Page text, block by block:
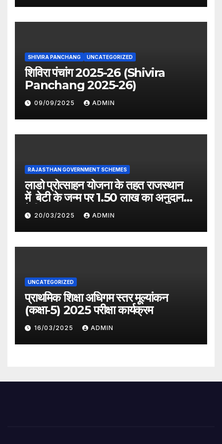
SHIVIRA PANCHANG UNCATEGORIZED
शिविरा पंचांग 2025-26 (Shivira
Panchang 2025-26)
09/09/2025 ADMIN
RAJASTHAN GOVERNMENT SCHEMES
लाडो प्रोत्साहन योजना के तहत राजस्थान
में बेटी के जन्म पर 1.50 लाख का अनुदान
देगी सरकार
20/03/2025 ADMIN
UNCATEGORIZED
प्राथमिक शिक्षा अधिगम स्तर मूल्यांकन
(कक्षा-5) 2025 परीक्षा कार्यक्रम
16/03/2025 ADMIN